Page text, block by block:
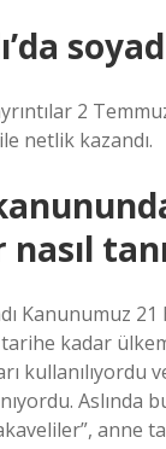
2
netlik kazandı.
Kanunumuz
kadar
kullanılıyordu
Aslında
anne